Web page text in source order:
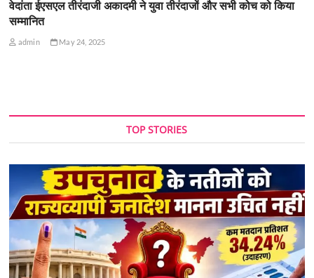
वेदांता ईएसएल तीरंदाजी अकादमी ने युवा तीरंदाजों और सभी कोच को किया
सम्मानित
admin May 24, 2025
TOP STORIES